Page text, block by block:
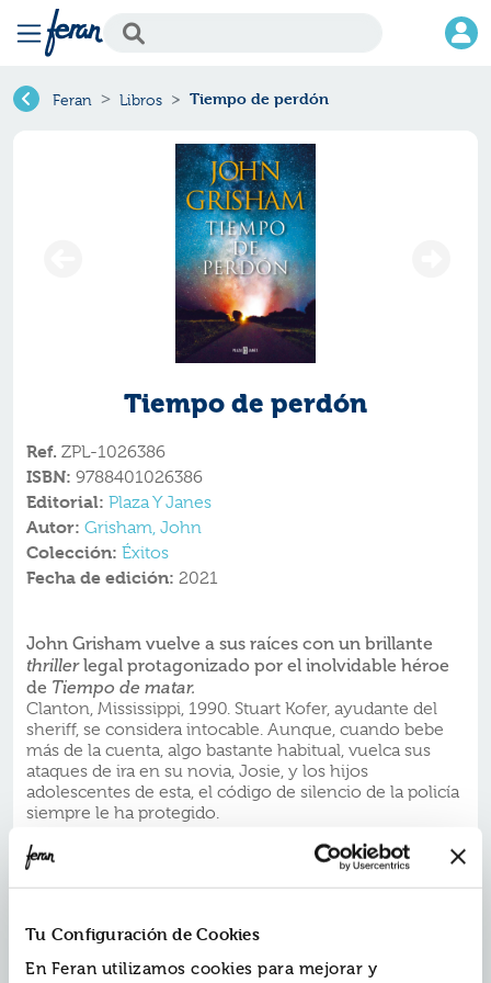
Tu Configuración de Cookies
En Feran utilizamos cookies para mejorar y
Feran Libros Tiempo de perdón
Tiempo de perdón
Ref. ZPL-1026386
ISBN: 9788401026386
Editorial: Plaza Y Janes
Autor: Grisham, John
Colección: Éxitos
Fecha de edición: 2021
John Grisham vuelve a sus raíces con un brillante
thrillerlegal protagonizado por el inolvidable héroe
de Tiempo de matar.
Clanton, Mississippi, 1990. Stuart Kofer, ayudante del
sheriff, se considera intocable. Aunque, cuando bebe
más de la cuenta, algo bastante habitual, vuelca sus
ataques de ira en su novia, Josie, y los hijos
adolescentes de esta, el código de silencio de la policía
siempre le ha protegido.
inconsciente en el suelo, su hijo Drew sabe que solo
tiene una opción para salvar a su familia. Coge una
asesino de policías? excepto, quizá, su abogado. Jake
Brigance no quiere encargarse de este caso imposible,